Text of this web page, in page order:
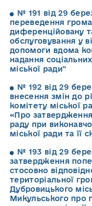
№ 191 від 29
переведення
диференційовану
обслуговування у
допомоги вдома
надання
міської ради"
№ 192 від 29
внесення змін до
комітету міської
«Про
раду при
міської ради та її
№ 193 від 29
затвердження
стосовно
територіальної
Дубровицького
Микульського про